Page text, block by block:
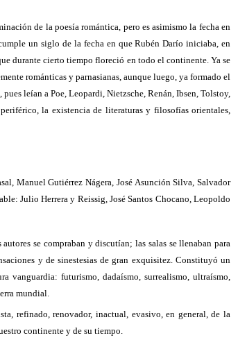
de la poesía romántica, pero es asimismo la fecha en
un siglo de la fecha en que Rubén Darío iniciaba, en
durante cierto tiempo floreció en todo el continente. Ya se
románticas y parnasianas, aunque luego, ya formado el
leían a Poe, Leopardi, Nietzsche, Renán, Ibsen, Tolstoy,
la existencia de literaturas y filosofías orientales,
Manuel Gutiérrez Nágera, José Asunción Silva, Salvador
Julio Herrera y Reissig, José Santos Chocano, Leopoldo
se compraban y discutían; las salas se llenaban para
y de sinestesias de gran exquisitez. Constituyó un
vanguardia: futurismo, dadaísmo, surrealismo, ultraísmo,
mundial.
refinado, renovador, inactual, evasivo, en general, de la
continente y de su tiempo.